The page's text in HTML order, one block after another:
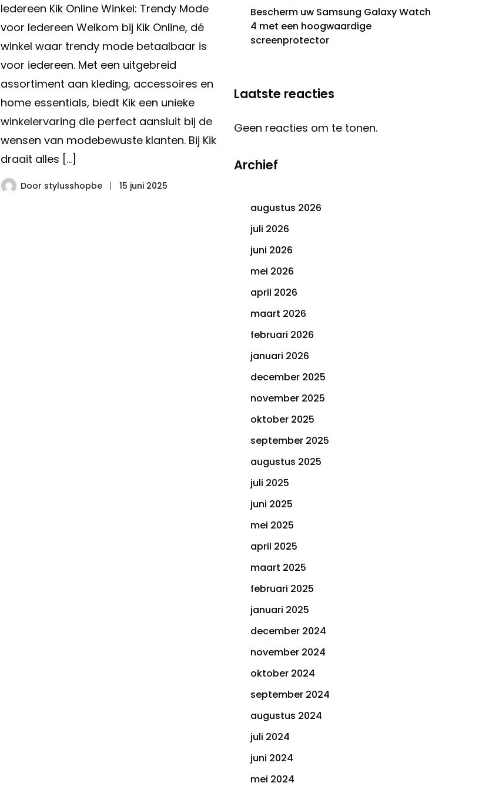
Iedereen Kik Online Winkel: Trendy Mode
voor Iedereen Welkom bij Kik Online, dé
winkel waar trendy mode betaalbaar is
voor iedereen. Met een uitgebreid
assortiment aan kleding, accessoires en
home essentials, biedt Kik een unieke
winkelervaring die perfect aansluit bij de
wensen van modebewuste klanten. Bij Kik
draait alles […]
Door stylusshopbe 15 juni 2025
Bescherm uw Samsung Galaxy Watch
4 met een hoogwaardige
screenprotector
Laatste reacties
Geen reacties om te tonen.
Archief
augustus 2026
juli 2026
juni 2026
mei 2026
april 2026
maart 2026
februari 2026
januari 2026
december 2025
november 2025
oktober 2025
september 2025
augustus 2025
juli 2025
juni 2025
mei 2025
april 2025
maart 2025
februari 2025
januari 2025
december 2024
november 2024
oktober 2024
september 2024
augustus 2024
juli 2024
juni 2024
mei 2024